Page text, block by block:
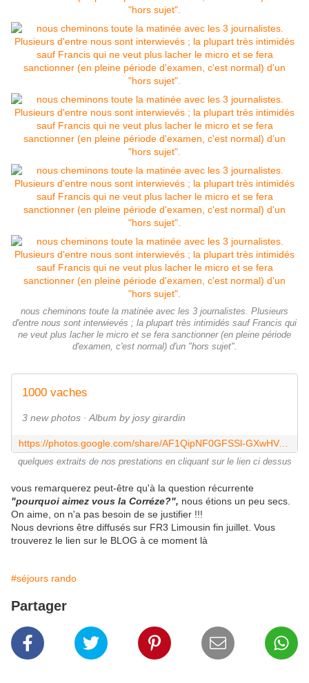
nous cheminons toute la matinée avec les 3 journalistes. Plusieurs
d'entre nous sont interwievés ; la plupart très intimidés sauf Francis qui
ne veut plus lacher le micro et se fera sanctionner (en pleine période
d'examen, c'est normal) d'un "hors sujet".
1000 vaches
3 new photos · Album by josy girardin
https://photos.google.com/share/AF1QipNF0GFSSl-GXwHVa1io_FXxBl7otJ5X6nwdJGXURjIGhja9J7OcqznMjrdDsSe1iA?key=MnBEcFpsank5M2hDcG92cEQ3QmVlSm04UmRVLVFn
quelques extraits de nos prestations en cliquant sur le lien ci dessus
vous remarquerez peut-être qu'à la question récurrente
"pourquoi aimez vous la Corréze?", nous étions un peu secs.
On aime, on n'a pas besoin de se justifier !!!
Nous devrions être diffusés sur FR3 Limousin fin juillet. Vous
trouverez le lien sur le BLOG à ce moment là
#séjours rando
Partager